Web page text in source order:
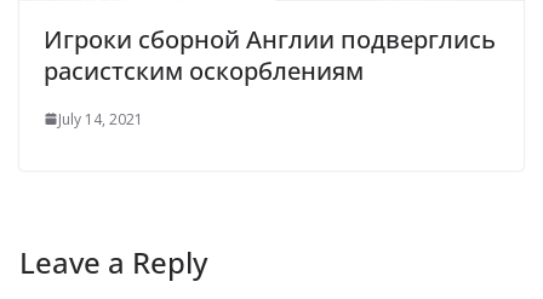
Игроки сборной Англии подверглись
расистским оскорблениям
July 14, 2021
Leave a Reply